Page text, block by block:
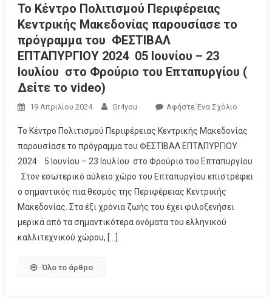
Το Κέντρο Πολιτισμού Περιφέρειας
Κεντρικής Μακεδονίας παρουσίασε το
πρόγραμμα του ΦΕΣΤΙΒΑΛ
ΕΠΤΑΠΥΡΓΙΟΥ 2024 05 Ιουνίου – 23
Ιουλίου στο Φρούριο του Επταπυργίου (
Δείτε το video)
19 Απριλίου 2024 Gr4you Αφήστε Ένα Σχόλιο
Το Κέντρο Πολιτισμού Περιφέρειας Κεντρικής Μακεδονίας
παρουσίασε το πρόγραμμα του ΦΕΣΤΙΒΑΛ ΕΠΤΑΠΥΡΓΙΟΥ
2024 5 Ιουνίου – 23 Ιουλίου στο Φρούριο του Επταπυργίου
Στον εσωτερικό αύλειο χώρο του Επταπυργίου επιστρέφει
ο σημαντικός πια θεσμός της Περιφέρειας Κεντρικής
Μακεδονίας. Στα έξι χρόνια ζωής του έχει φιλοξενήσει
μερικά από τα σημαντικότερα ονόματα του ελληνικού
καλλιτεχνικού χώρου, […]
Όλο το άρθρο